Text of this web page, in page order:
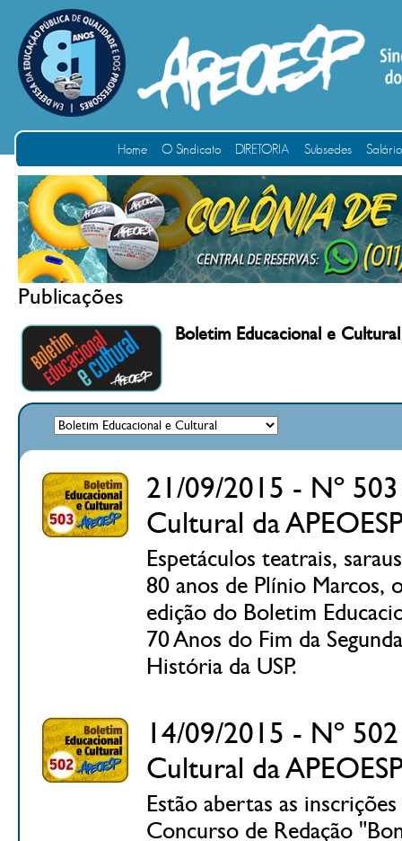
Home O Sindicato DIRETORIA Subsedes
Publicações
Boletim Educacional e Cultural
21/09/2015 - Nº
Cultural da
Espetáculos teatrais,
80 anos de Plínio Marcos,
edição do Boletim
70 Anos do Fim da
História da USP.
14/09/2015 - Nº
Cultural da
Estão abertas as
Concurso de Redação